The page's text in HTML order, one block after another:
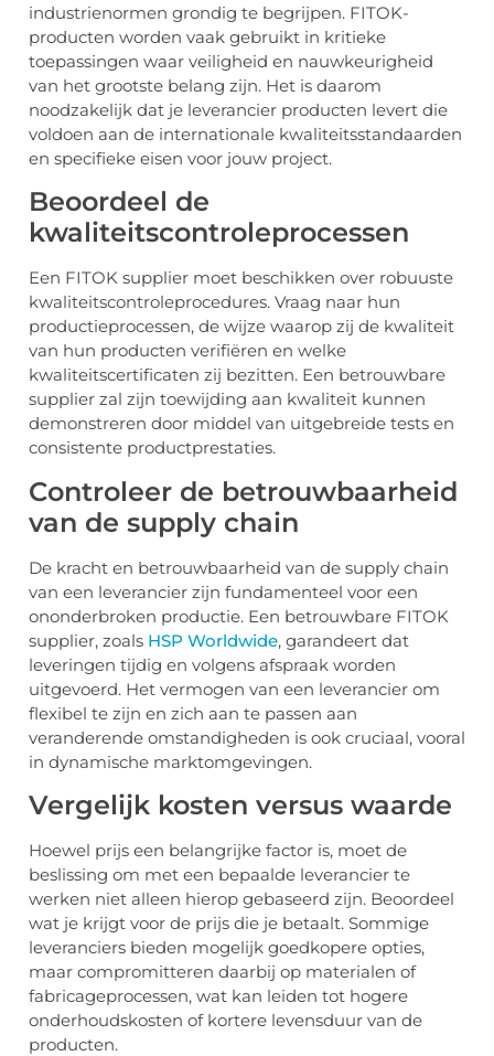
industrienormen grondig te begrijpen. FITOK-
producten worden vaak gebruikt in kritieke
toepassingen waar veiligheid en nauwkeurigheid
van het grootste belang zijn. Het is daarom
noodzakelijk dat je leverancier producten levert die
voldoen aan de internationale kwaliteitsstandaarden
en specifieke eisen voor jouw project.
Beoordeel de
kwaliteitscontroleprocessen
Een FITOK supplier moet beschikken over robuuste
kwaliteitscontroleprocedures. Vraag naar hun
productieprocessen, de wijze waarop zij de kwaliteit
van hun producten verifiëren en welke
kwaliteitscertificaten zij bezitten. Een betrouwbare
supplier zal zijn toewijding aan kwaliteit kunnen
demonstreren door middel van uitgebreide tests en
consistente productprestaties.
Controleer de betrouwbaarheid
van de supply chain
De kracht en betrouwbaarheid van de supply chain
van een leverancier zijn fundamenteel voor een
ononderbroken productie. Een betrouwbare FITOK
supplier, zoals HSP Worldwide, garandeert dat
leveringen tijdig en volgens afspraak worden
uitgevoerd. Het vermogen van een leverancier om
flexibel te zijn en zich aan te passen aan
veranderende omstandigheden is ook cruciaal, vooral
in dynamische marktomgevingen.
Vergelijk kosten versus waarde
Hoewel prijs een belangrijke factor is, moet de
beslissing om met een bepaalde leverancier te
werken niet alleen hierop gebaseerd zijn. Beoordeel
wat je krijgt voor de prijs die je betaalt. Sommige
leveranciers bieden mogelijk goedkopere opties,
maar compromitteren daarbij op materialen of
fabricageprocessen, wat kan leiden tot hogere
onderhoudskosten of kortere levensduur van de
producten.